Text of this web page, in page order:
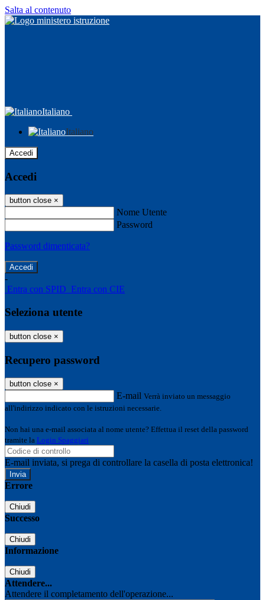
Salta al contenuto
Italiano
Italiano
Accedi
Accedi
button close ×
Nome Utente
Password
Password dimenticata?
-
Entra con SPID Entra con CIE
Seleziona utente
button close ×
Recupero password
button close ×
E-mail Verrà inviato un messaggio
all'indirizzo indicato con le istruzioni necessarie.
Non hai una e-mail associata al nome utente? Effettua il reset della password
tramite la Login Spaggiari
E-mail inviata, si prega di controllare la casella di posta elettronica!
Errore
Chiudi
Successo
Chiudi
Informazione
Chiudi
Attendere...
Attendere il completamento dell'operazione...